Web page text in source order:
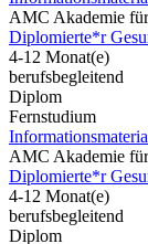
AMC Akademie
Diplomierte*r
4-12 Monat(e)
berufsbegleitend
Diplom
Fernstudium
AMC Akademie
Diplomierte*r
4-12 Monat(e)
berufsbegleitend
Diplom